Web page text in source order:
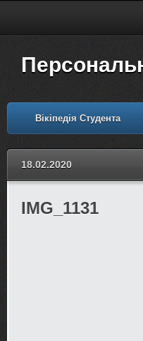
Вікіпедія Студента
18.02.2020
IMG_1131